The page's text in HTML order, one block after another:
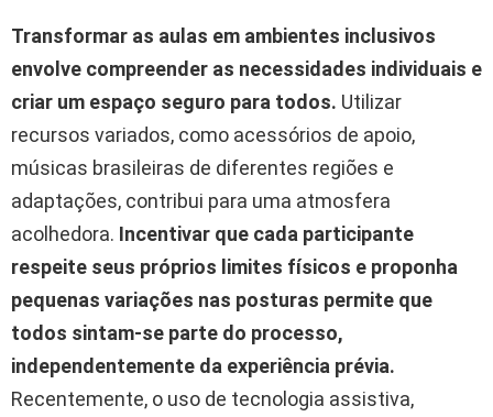
Transformar as aulas em ambientes inclusivos
envolve compreender as necessidades individuais e
criar um espaço seguro para todos. Utilizar
recursos variados, como acessórios de apoio,
músicas brasileiras de diferentes regiões e
adaptações, contribui para uma atmosfera
acolhedora. Incentivar que cada participante
respeite seus próprios limites físicos e proponha
pequenas variações nas posturas permite que
todos sintam-se parte do processo,
independentemente da experiência prévia.
Recentemente, o uso de tecnologia assistiva,